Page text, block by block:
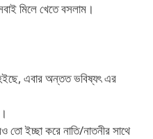
মিলে খেতে বসলাম।
এবার অন্তত ভবিষ্যৎ এর
তো ইচ্ছা করে নাতি/নাতনীর সাথে